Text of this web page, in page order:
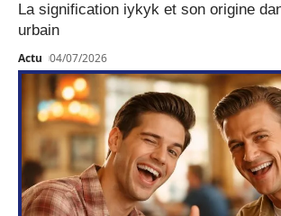
La signification iykyk et son origine
urbain
Actu 04/07/2026